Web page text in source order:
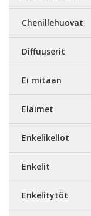
Chenillehuovat
Diffuuserit
Ei mitään
Eläimet
Enkelikellot
Enkelit
Enkelitytöt